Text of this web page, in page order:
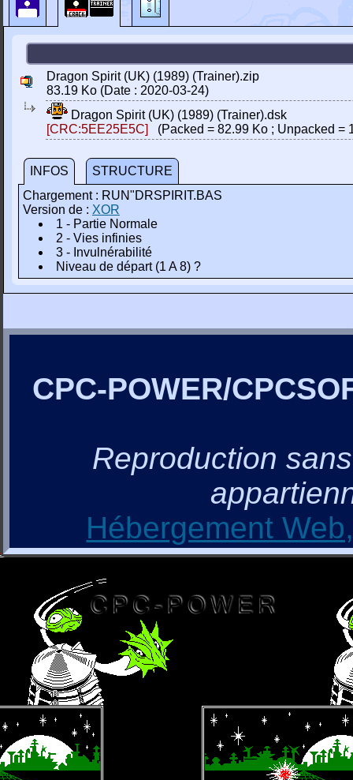
Dragon Spirit (UK) (1989) (Trainer).zip
83.19 Ko (Date : 2020-03-24)
Dragon Spirit (UK) (1989) (Trainer).dsk
[CRC:5EE25E5C]
(Packed = 82.99 Ko ; Unpacked =
INFOS
STRUCTURE
Chargement : RUN"DRSPIRIT.BAS
Version de : XOR
1 - Partie Normale
2 - Vies infinies
3 - Invulnérabilité
Niveau de départ (1 A 8) ?
CPC-POWER/
Reproduction
Hébergement